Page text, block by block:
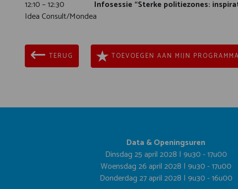
12:10 – 12:30
Infosessie “Sterke politiezones:
Idea Consult/Mondea
TERUG TOEVOEGEN AAN MIJN PROGRAMMA
Data & Openingsuren
Dinsdag 25 april 2028 | 9u30 - 17u00
Woensdag 26 april 2028 | 9u30 - 17u00
Donderdag 27 april 2028 | 9u30 - 16u00